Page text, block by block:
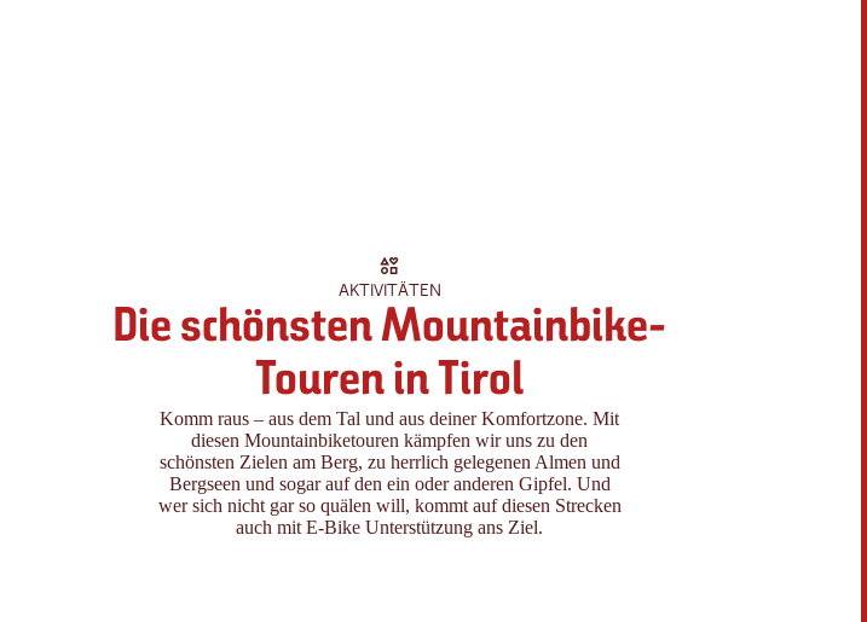
AKTIVITÄTEN
Die schönsten Mountainbike-
Touren in Tirol
Komm raus – aus dem Tal und aus deiner Komfortzone. Mit
diesen Mountainbiketouren kämpfen wir uns zu den
schönsten Zielen am Berg, zu herrlich gelegenen Almen und
Bergseen und sogar auf den ein oder anderen Gipfel. Und
wer sich nicht gar so quälen will, kommt auf diesen Strecken
auch mit E-Bike Unterstützung ans Ziel.